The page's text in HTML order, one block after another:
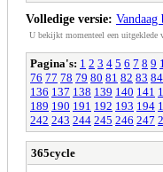
Volledige versie:
U bekijkt momenteel een uitgeklede
Pagina's: 1 2 3 4 5 6 7 8 9
76 77 78 79 80 81 82 83 84
136 137 138 139 140 141
189 190 191 192 193 194
242 243 244 245 246 247
365cycle